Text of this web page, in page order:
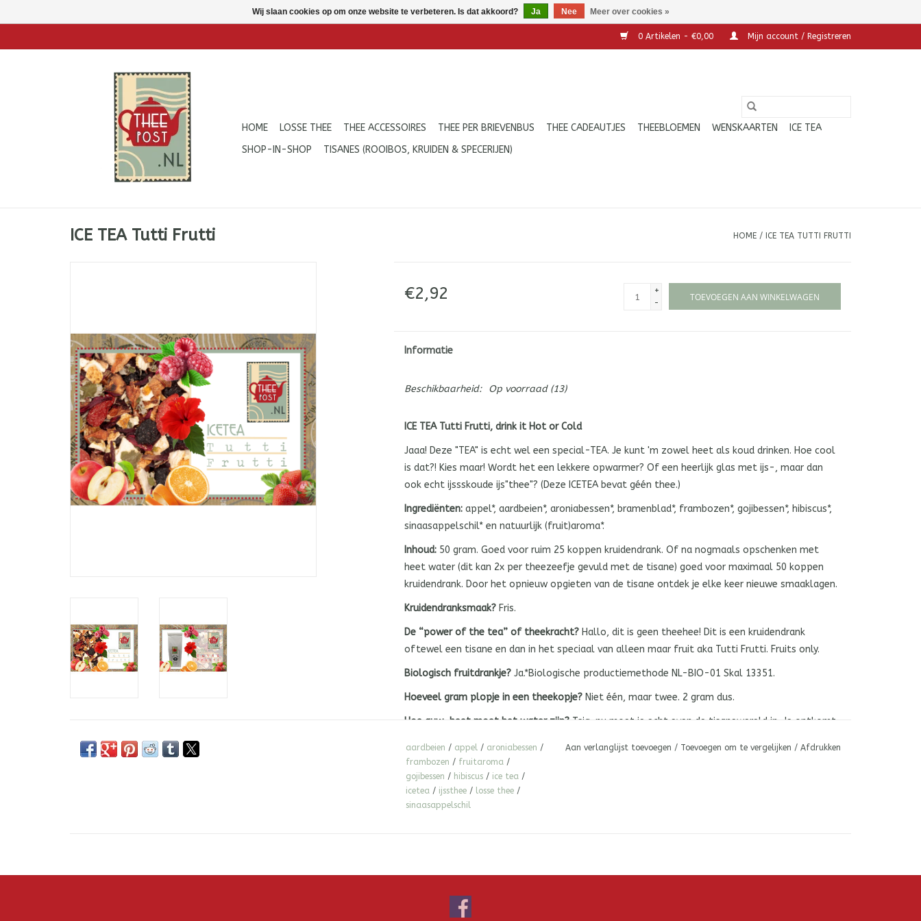
0 Artikelen - €0,00 Mijn account / Registreren
HOME LOSSE THEE THEE ACCESSOIRES THEE PER BRIEVENBUS THEE CADEAUTJES THEEBLOEMEN WENSKAARTEN
ICE TEA
SHOP-IN-SHOP
TISANES (ROOIBOS, KRUIDEN & SPECERIJEN)
ICE TEA Tutti Frutti HOME / ICE TEA TUTTI FRUTTI
€2,92
+
-
TOEVOEGEN AAN WINKELWAGEN
Informatie
Beschikbaarheid: Op voorraad(13)
ICE TEA Tutti Frutti, drink it Hot or Cold
Jaaa! Deze "TEA" is echt wel een special-TEA. Je kunt 'm zowel heet als koud drinken. Hoe cool
is dat?! Kies maar! Wordt het een lekkere opwarmer? Of een heerlijk glas met ijs-, maar dan
ook echt ijssskoude ijs"thee"? (Deze ICETEA bevat géén thee.)
Ingrediënten:appel*, aardbeien*, aroniabessen*, bramenblad*, frambozen*, gojibessen*, hibiscus*,
sinaasappelschil* en natuurlijk (fruit)aroma*.
Inhoud:50 gram. Goed voor ruim 25 koppen kruidendrank. Of na nogmaals opschenken met
heet water (dit kan 2x per theezeefje gevuld met de tisane) goed voor maximaal 50 koppen
kruidendrank. Door het opnieuw opgieten van de tisane ontdek je elke keer nieuwe smaaklagen.
Kruidendranksmaak?Fris.
De “power of the tea” of theekracht?Hallo, dit is geen theehee! Dit is een kruidendrank
oftewel een tisane en dan in het speciaal van alleen maar fruit aka Tutti Frutti. Fruits only.
Biologisch fruitdrankje?Ja.*Biologische productiemethode NL-BIO-01 Skal 13351.
Hoeveel gram plopje in een theekopje?Niet één, maar twee. 2 gram dus.
Hoe auw-heet moet het water zijn?Tsja, nu moet je echt even de tisanewereld in. Je ontkomt
Wortels? Die hebben 100 graden nodig. En soms zelfs een kort kookbeurtje.
Bloemen? Koud! Of maximaal 80 graden.
Fruit en bessen? 100 graden.
Blad/bladeren? Maximaal 80 graden.
Blad/bladeren? 3-5 minuten.
aardbeien / appel / aroniabessen /
frambozen / fruitaroma /
gojibessen / hibiscus / ice tea /
icetea / ijssthee / losse thee /
sinaasappelschil
Aan verlanglijst toevoegen / Toevoegen om te vergelijken / Afdrukken
Wij slaan cookies op om onze website te verbeteren. Is dat akkoord? Ja Nee Meer over cookies »